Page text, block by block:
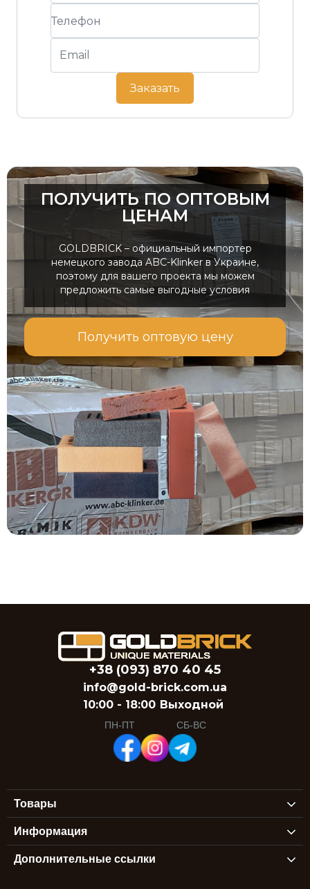
Заказать
ПОЛУЧИТЬ ПО ОПТОВЫМ
ЦЕНАМ
GOLDBRICK – официальный импортер
немецкого завода ABC-Klinker в Украине,
поэтому для вашего проекта мы можем
предложить самые выгодные условия
Получить оптовую цену
+38 (093) 870 40 45
info@gold-brick.com.ua
10:00 - 18:00
ПН-ПТ
Выходной
СБ-ВС
Товары
Информация
Дополнительные ссылки